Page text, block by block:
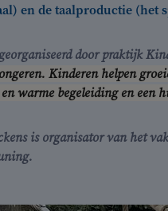
en de taalproductie (het
door praktijk
Kinderen helpen
warme begeleiding en
is organisator van het